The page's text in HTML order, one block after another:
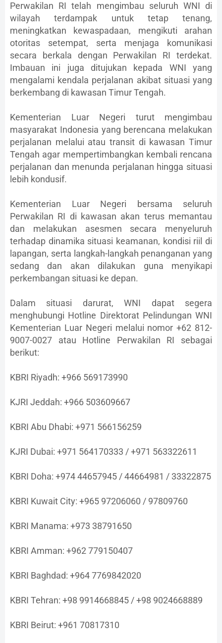
Perwakilan RI telah mengimbau seluruh WNI di
wilayah terdampak untuk tetap tenang,
meningkatkan kewaspadaan, mengikuti arahan
otoritas setempat, serta menjaga komunikasi
secara berkala dengan Perwakilan RI terdekat.
Imbauan ini juga ditujukan kepada WNI yang
mengalami kendala perjalanan akibat situasi yang
berkembang di kawasan Timur Tengah.
Kementerian Luar Negeri turut mengimbau
masyarakat Indonesia yang berencana melakukan
perjalanan melalui atau transit di kawasan Timur
Tengah agar mempertimbangkan kembali rencana
perjalanan dan menunda perjalanan hingga situasi
lebih kondusif.
Kementerian Luar Negeri bersama seluruh
Perwakilan RI di kawasan akan terus memantau
dan melakukan asesmen secara menyeluruh
terhadap dinamika situasi keamanan, kondisi riil di
lapangan, serta langkah-langkah penanganan yang
sedang dan akan dilakukan guna menyikapi
perkembangan situasi ke depan.
Dalam situasi darurat, WNI dapat segera
menghubungi Hotline Direktorat Pelindungan WNI
Kementerian Luar Negeri melalui nomor +62 812-
9007-0027 atau Hotline Perwakilan RI sebagai
berikut:
KBRI Riyadh: +966 569173990
KJRI Jeddah: +966 503609667
KBRI Abu Dhabi: +971 566156259
KJRI Dubai: +971 564170333 / +971 563322611
KBRI Doha: +974 44657945 / 44664981 / 33322875
KBRI Kuwait City: +965 97206060 / 97809760
KBRI Manama: +973 38791650
KBRI Amman: +962 779150407
KBRI Baghdad: +964 7769842020
KBRI Tehran: +98 9914668845 / +98 9024668889
KBRI Beirut: +961 70817310